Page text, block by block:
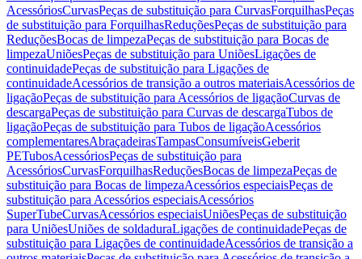
AcessóriosCurvasPeças de substituição para CurvasForquilhasPeças
de substituição para ForquilhasReduçõesPeças de substituição para
ReduçõesBocas de limpezaPeças de substituição para Bocas de
limpezaUniõesPeças de substituição para UniõesLigações de
continuidadePeças de substituição para Ligações de
continuidadeAcessórios de transição a outros materiaisAcessórios de
ligaçãoPeças de substituição para Acessórios de ligaçãoCurvas de
descargaPeças de substituição para Curvas de descargaTubos de
ligaçãoPeças de substituição para Tubos de ligaçãoAcessórios
complementaresAbraçadeirasTampasConsumíveisGeberit
PETubosAcessóriosPeças de substituição para
AcessóriosCurvasForquilhasReduçõesBocas de limpezaPeças de
substituição para Bocas de limpezaAcessórios especiaisPeças de
substituição para Acessórios especiaisAcessórios
SuperTubeCurvasAcessórios especiaisUniõesPeças de substituição
para UniõesUniões de soldaduraLigações de continuidadePeças de
substituição para Ligações de continuidadeAcessórios de transição a